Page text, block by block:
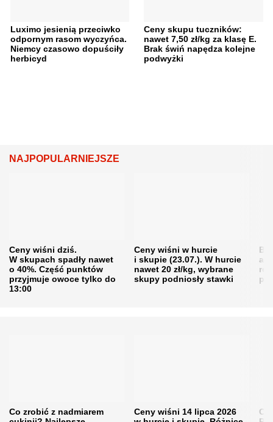
Luximo jesienią przeciwko
odpornym rasom wyczyńca.
Niemcy czasowo dopuściły
herbicyd
Ceny skupu tuczników:
nawet 7,50 zł/kg za klasę E.
Brak świń napędza kolejne
podwyżki
NAJPOPULARNIEJSZE
Ceny wiśni dziś.
W skupach spadły nawet
o 40%. Część punktów
przyjmuje owoce tylko do
13:00
Ceny wiśni w hurcie
i skupie (23.07.). W hurcie
nawet 20 zł/kg, wybrane
skupy podniosły stawki
Co zrobić z nadmiarem
Ceny wiśni 14 lipca 2026